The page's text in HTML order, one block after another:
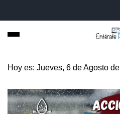
Hoy es: Jueves, 6 de Agosto